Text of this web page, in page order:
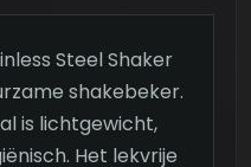
Steel Shaker
shakebeker.
is lichtgewicht,
Het lekvrije